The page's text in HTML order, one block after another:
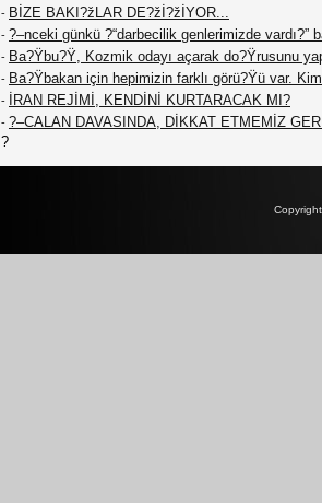
- BİZE BAKI?žLAR DE?žİ?žİYOR...
- ?–nceki günkü ?“darbecilik genlerimizde vardı?”
- Ba?Ÿbu?Ÿ, Kozmik odayı açarak do?Ÿrusunu
- Ba?Ÿbakan için hepimizin farklı görü?Ÿü var.
- İRAN REJİMİ, KENDİNİ KURTARACAK MI?
- ?–CALAN DAVASINDA, DİKKAT ETMEMİZ
?